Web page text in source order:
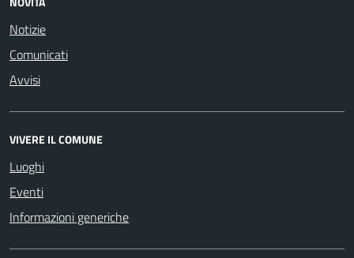
Notizie
Comunicati
Avvisi
VIVERE IL COMUNE
Luoghi
Eventi
Informazioni generiche